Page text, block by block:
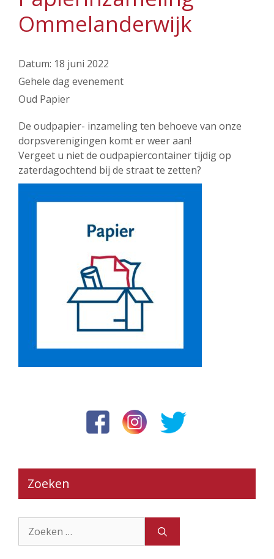
Ommelanderwijk
Datum: 18 juni 2022
Gehele dag evenement
Oud Papier
De oudpapier- inzameling ten behoeve van onze
dorpsverenigingen komt er weer aan!
Vergeet u niet de oudpapiercontainer tijdig op
zaterdagochtend bij de straat te zetten?
Zoeken
naar: